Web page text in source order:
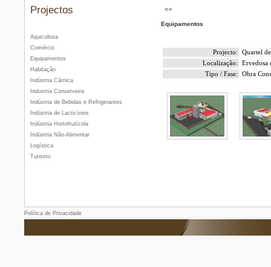
Projectos
Aquicultura
Comércio
Equipamentos
Habitação
Indústria Cárnica
Industria Conserveira
Indústria de Bebidas e Refrigerantes
Indústria de Lacticínios
Indústria Hortofrutícola
Indústria Não-Alimentar
Logística
Turismo
Equipamentos
Projecto:
Quartel
Localização:
Ervedosa
Tipo / Fase:
Obra
Política de Privacidade